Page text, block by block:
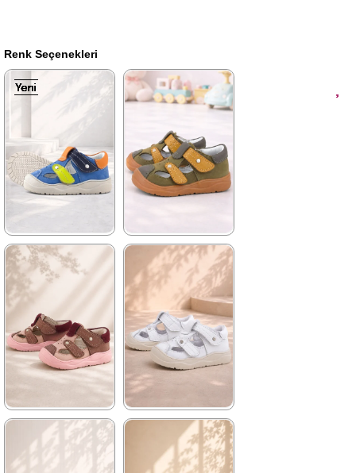
Renk Seçenekleri
★ ★ ★ ★
1.579,90 ₺
2.709,91 ₺
%42İndirim
Ücretsiz
Kargo
Yeni
★ ★ ★ ★ ★
1.579,90 ₺
2.709,91 ₺
%42İndirim
Ücretsiz
Kargo
Yeni
★ ★
1.579,90 ₺
Yeni
★ ★ ★
1.579,90 ₺
Yeni
Yeni
Yeni
Yeni
Yeni
Yeni
Yeni
Yeni
Yeni